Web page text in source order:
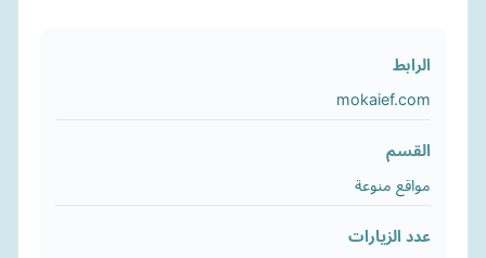
الرابط
mokaief.com
القسم
مواقع منوعة
عدد الزيارات